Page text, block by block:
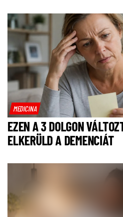
MEDICINA
EZEN A 3 DOLGON
ELKERÜLD A DEMENCIÁT